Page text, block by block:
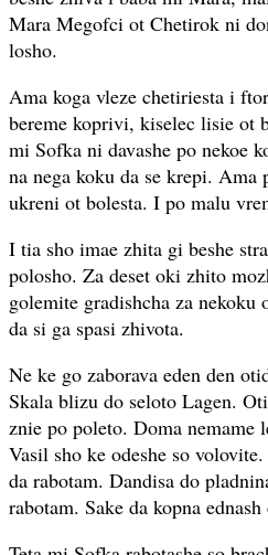
Mara Megofci ot Chetirok ni
losho.
Ama koga vleze chetiriesta i
bereme koprivi, kiselec lisie ot
mi Sofka ni davashe po nekoe
na nega koku da se krepi. Ama
ukreni ot bolesta. I po malu
I tia sho imae zhita gi beshe
polosho. Za deset oki zhito
golemite gradishcha za
da si ga spasi zhivota.
Ne ke go zaborava eden den
Skala blizu do seloto Lagen.
znie po poleto. Doma nemame
Vasil sho ke odeshe so
da rabotam. Dandisa do
rabotam. Sake da kopna